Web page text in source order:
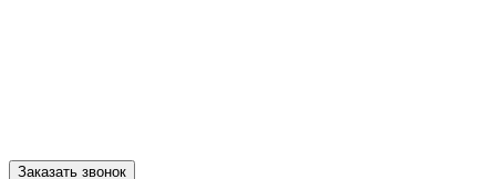
Заказать звонок